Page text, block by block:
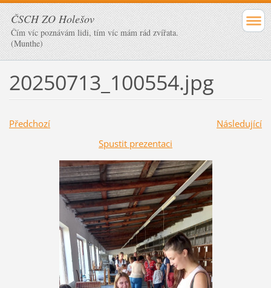
ČSCH ZO Holešov
Čím víc poznávám lidi, tím víc mám rád zvířata.
(Munthe)
20250713_100554.jpg
Předchozí
Následující
Spustit prezentaci